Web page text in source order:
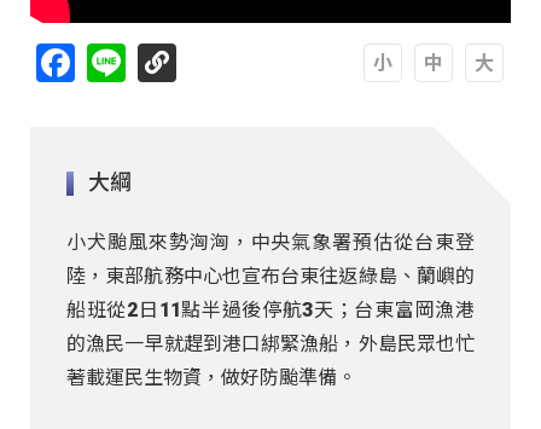
Facebook
Line
大綱
小犬颱風來勢洶洶，中央氣象署預估從台東登
陸，東部航務中心也宣布台東往返綠島、蘭嶼的
船班從2日11點半過後停航3天；台東富岡漁港
的漁民一早就趕到港口綁緊漁船，外島民眾也忙
著載運民生物資，做好防颱準備。